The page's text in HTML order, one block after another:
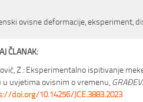
ovisne deformacije, eksperiment,
ČLANAK:
Z.: Eksperimentalno ispitivanje
uvjetima ovisnim o vremenu,
doi.org/10.14256/JCE.3883.2023